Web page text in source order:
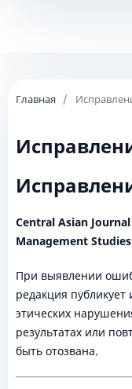
Главная /
Central Asian
Management Studies
При выявлении
редакция
этических
результатах или
быть отозвана.